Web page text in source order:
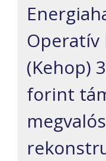
Operatív
(Kehop)
forint